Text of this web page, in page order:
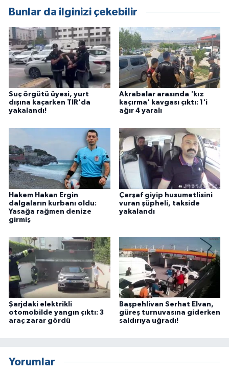
Bunlar da ilginizi çekebilir
Suç örgütü üyesi, yurt
dışına kaçarken TIR'da
yakalandı!
Akrabalar arasında 'kız
kaçırma' kavgası çıktı: 1'i
ağır 4 yaralı
Hakem Hakan Ergin
dalgaların kurbanı oldu:
Yasağa rağmen denize
girmiş
Çarşaf giyip husumetlisini
vuran şüpheli, takside
yakalandı
Şarjdaki elektrikli
otomobilde yangın çıktı: 3
araç zarar gördü
Başpehlivan Serhat Elvan,
güreş turnuvasına giderken
saldırıya uğradı!
Yorumlar